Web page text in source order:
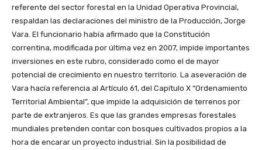
referente del sector forestal en la Unidad Operativa Provincial,
respaldan las declaraciones del ministro de la Producción, Jorge
Vara. El funcionario había afirmado que la Constitución
correntina, modificada por última vez en 2007, impide importantes
inversiones en este rubro, considerado como el de mayor
potencial de crecimiento en nuestro territorio. La aseveración de
Vara hacía referencia al Artículo 61, del Capítulo X “Ordenamiento
Territorial Ambiental”, que impide la adquisición de terrenos por
parte de extranjeros. Es que las grandes empresas forestales
mundiales pretenden contar con bosques cultivados propios a la
hora de encarar un proyecto industrial. Sin la posibilidad de